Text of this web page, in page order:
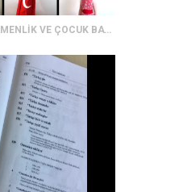
23 NİSAN ULUSAL EGEMENLİK VE ÇOCUK BAYRAMI